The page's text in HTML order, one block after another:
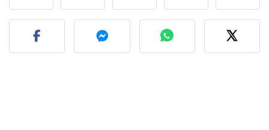
Fez esta receita?